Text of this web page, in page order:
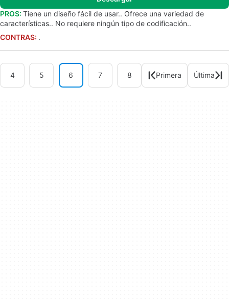
PROS: Tiene un diseño fácil de usar.. Ofrece una variedad de
características.. No requiere ningún tipo de codificación..
CONTRAS: .
4 5 6 7 8 Primera Última